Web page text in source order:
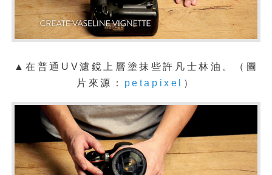
▲在普通UV濾鏡上層塗抹些許凡士林油。（圖
片來源： petapixel ）